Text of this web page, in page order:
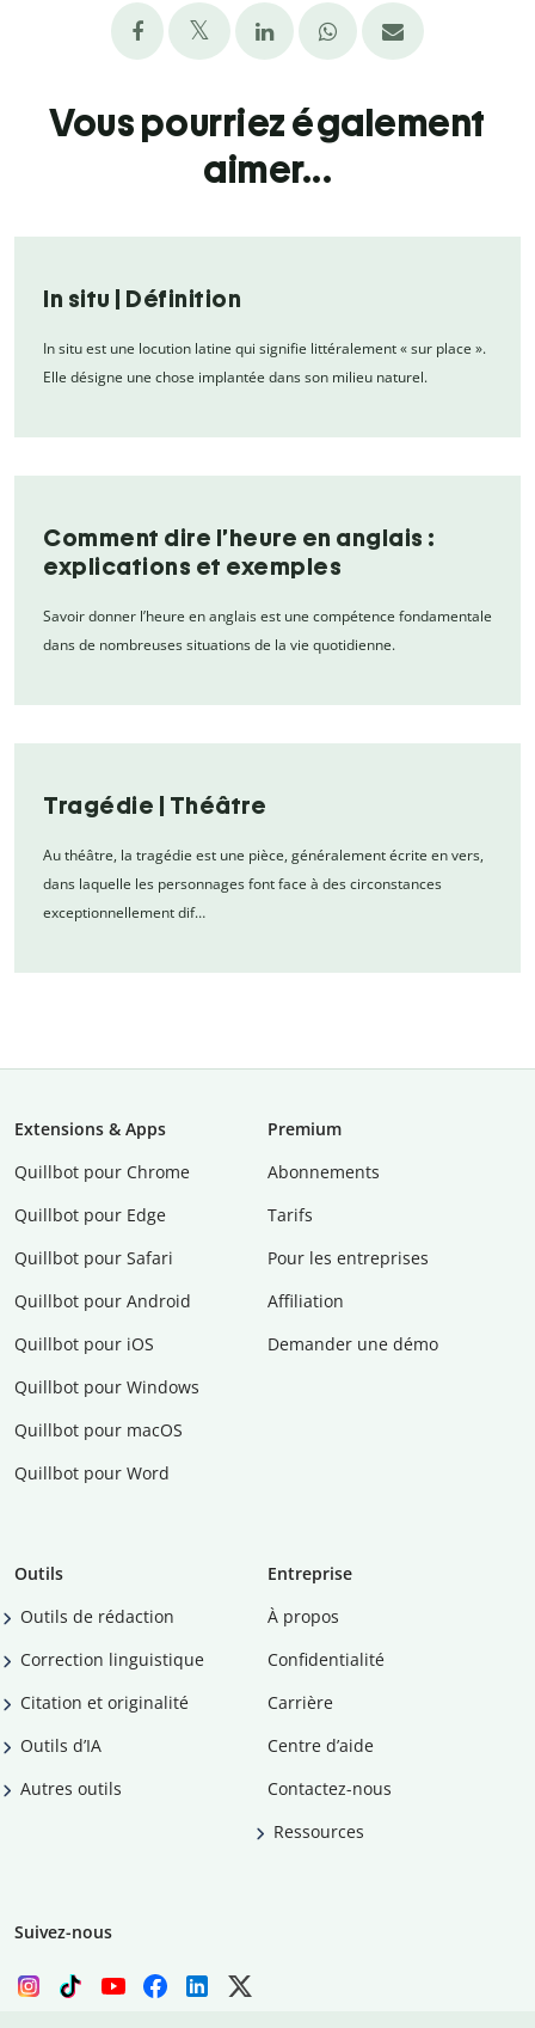
Vous pourriez également
aimer...
In situ | Définition
In situ est une locution latine qui signifie littéralement « sur place ».
Elle désigne une chose implantée dans son milieu naturel.
Comment dire l’heure en anglais :
explications et exemples
Savoir donner l’heure en anglais est une compétence fondamentale
dans de nombreuses situations de la vie quotidienne.
Tragédie | Théâtre
Au théâtre, la tragédie est une pièce, généralement écrite en vers,
dans laquelle les personnages font face à des circonstances
exceptionnellement dif…
Extensions & Apps
Quillbot pour Chrome
Quillbot pour Edge
Quillbot pour Safari
Quillbot pour Android
Quillbot pour iOS
Quillbot pour Windows
Quillbot pour macOS
Quillbot pour Word
Premium
Abonnements
Tarifs
Pour les entreprises
Affiliation
Demander une démo
Outils
Outils de rédaction
Correction linguistique
Citation et originalité
Outils d’IA
Autres outils
Entreprise
À propos
Confidentialité
Carrière
Centre d’aide
Contactez-nous
Ressources
Suivez-nous